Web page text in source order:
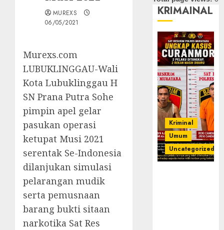
MUREXS
06/05/2021
Murexs.com
LUBUKLINGGAU-Wali
Kota Lubuklinggau H
SN Prana Putra Sohe
pimpin apel gelar
pasukan operasi
ketupat Musi 2021
serentak Se-Indonesia
dilanjukan simulasi
pelarangan mudik
serta pemusnaan
barang bukti sitaan
narkotika Sat Res
KRIMAINAL
Kriminal
Umum
Uncategorized